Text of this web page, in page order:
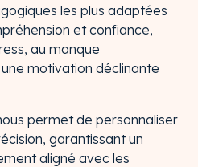
les plus adaptées
et confiance,
au manque
motivation déclinante
permet de personnaliser
garantissant un
aligné avec les